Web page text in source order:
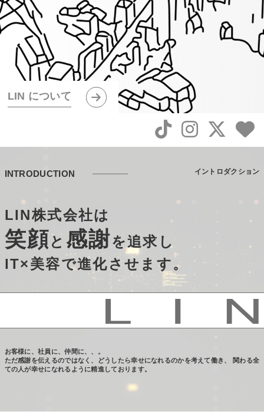
LIN について
LIN について
LIN について
INTRODUCTION イントロダクション
LIN株式会社は
笑顔と 感謝を追求し
IT×美容で進化させます。
お客様に、社員に、仲間に、、。
ただ感謝を伝えるのではなく、どうしたら幸せになれるのかを考えて働き、
関わる全
ての人が幸せになれるように精進しております。